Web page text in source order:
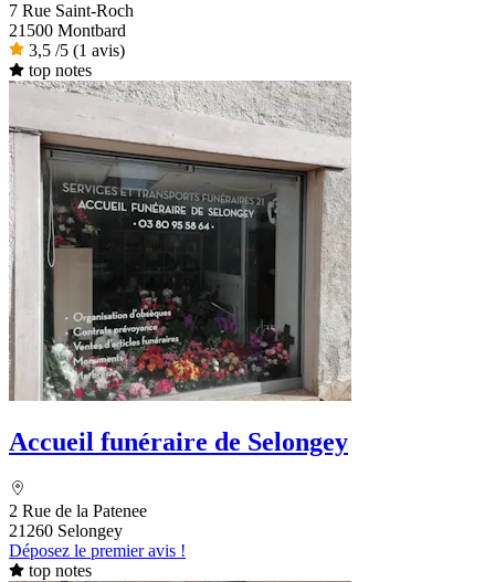
7 Rue Saint-Roch
21500 Montbard
3,5 /5 (1 avis)
top notes
Accueil funéraire de Selongey
2 Rue de la Patenee
21260 Selongey
Déposez le premier avis !
top notes